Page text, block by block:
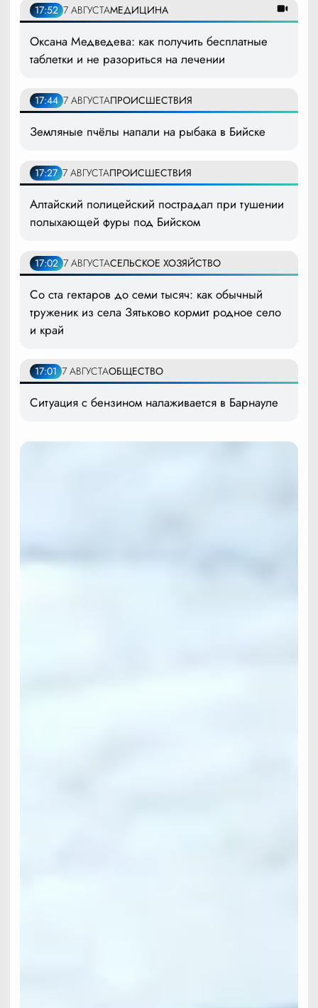
17:52 7 АВГУСТАМЕДИЦИНА
Оксана Медведева: как получить бесплатные
таблетки и не разориться на лечении
17:44 7 АВГУСТАПРОИСШЕСТВИЯ
Земляные пчёлы напали на рыбака в Бийске
17:27 7 АВГУСТАПРОИСШЕСТВИЯ
Алтайский полицейский пострадал при тушении
полыхающей фуры под Бийском
17:02 7 АВГУСТАСЕЛЬСКОЕ ХОЗЯЙСТВО
Со ста гектаров до семи тысяч: как обычный
труженик из села Зятьково кормит родное село
и край
17:01 7 АВГУСТАОБЩЕСТВО
Ситуация с бензином налаживается в Барнауле